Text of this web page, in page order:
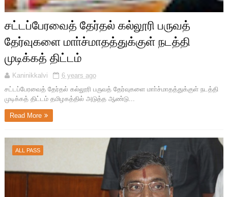
சட்டப்பேரவைத் தேர்தல் கல்லூரி பருவத்
தேர்வுகளை மாா்ச்மாதத்துக்குள் நடத்தி
முடிக்கத் திட்டம்
Kaninikkalvi
6 years ago
சட்டப்பேரவைத் தேர்தல் கல்லூரி பருவத் தேர்வுகளை மாா்ச்மாதத்துக்குள் நடத்தி
முடிக்கத் திட்டம் தமிழகத்தில் அடுத்த ஆண்டு...
Read More
ALL PASS